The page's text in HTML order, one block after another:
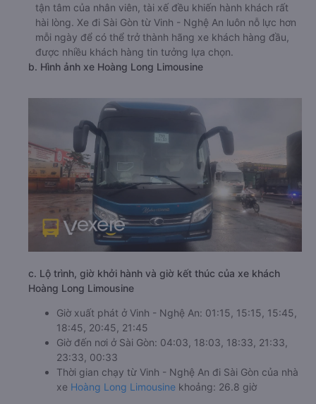
tận tâm của nhân viên, tài xế đều khiến hành khách rất
hài lòng. Xe đi Sài Gòn từ Vinh - Nghệ An luôn nỗ lực hơn
mỗi ngày để có thể trở thành hãng xe khách hàng đầu,
được nhiều khách hàng tin tưởng lựa chọn.
b. Hình ảnh xe Hoàng Long Limousine
c. Lộ trình, giờ khởi hành và giờ kết thúc của xe khách
Hoàng Long Limousine
Giờ xuất phát ở Vinh - Nghệ An: 01:15, 15:15, 15:45,
18:45, 20:45, 21:45
Giờ đến nơi ở Sài Gòn: 04:03, 18:03, 18:33, 21:33,
23:33, 00:33
Thời gian chạy từ Vinh - Nghệ An đi Sài Gòn của nhà
xe Hoàng Long Limousine khoảng: 26.8 giờ